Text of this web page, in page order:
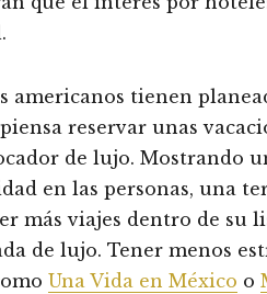
americanos tienen
piensa reservar unas
de lujo. Mostrando
en las personas, una
más viajes dentro de su
de lujo. Tener menos
Una Vida en México o